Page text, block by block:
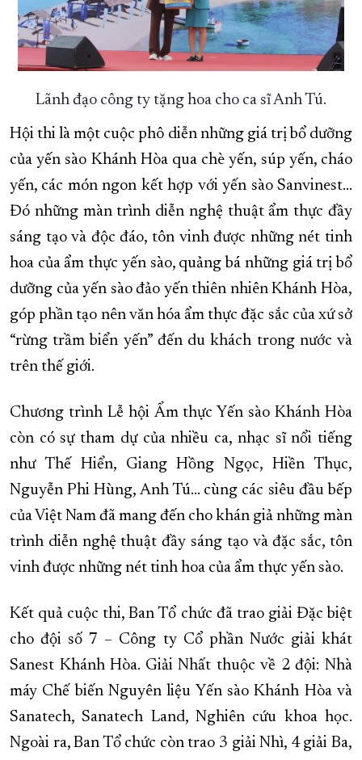
Lãnh đạo công ty tặng hoa cho ca sĩ Anh Tú.
Hội thi là một cuộc phô diễn những giá trị bổ dưỡng
của yến sào Khánh Hòa qua chè yến, súp yến, cháo
yến, các món ngon kết hợp với yến sào Sanvinest...
Đó những màn trình diễn nghệ thuật ẩm thực đầy
sáng tạo và độc đáo, tôn vinh được những nét tinh
hoa của ẩm thực yến sào, quảng bá những giá trị bổ
dưỡng của yến sào đảo yến thiên nhiên Khánh Hòa,
góp phần tạo nên văn hóa ẩm thực đặc sắc của xứ sở
“rừng trầm biển yến” đến du khách trong nước và
trên thế giới.
Chương trình Lễ hội Ẩm thực Yến sào Khánh Hòa
còn có sự tham dự của nhiều ca, nhạc sĩ nổi tiếng
như Thế Hiển, Giang Hồng Ngọc, Hiền Thục,
Nguyễn Phi Hùng, Anh Tú… cùng các siêu đầu bếp
của Việt Nam đã mang đến cho khán giả những màn
trình diễn nghệ thuật đầy sáng tạo và đặc sắc, tôn
vinh được những nét tinh hoa của ẩm thực yến sào.
Kết quả cuộc thi, Ban Tổ chức đã trao giải Đặc biệt
cho đội số 7 – Công ty Cổ phần Nước giải khát
Sanest Khánh Hòa. Giải Nhất thuộc về 2 đội: Nhà
máy Chế biến Nguyên liệu Yến sào Khánh Hòa và
Sanatech, Sanatech Land, Nghiên cứu khoa học.
Ngoài ra, Ban Tổ chức còn trao 3 giải Nhì, 4 giải Ba,